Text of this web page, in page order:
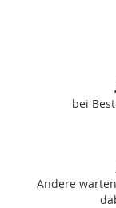
bei
Andere